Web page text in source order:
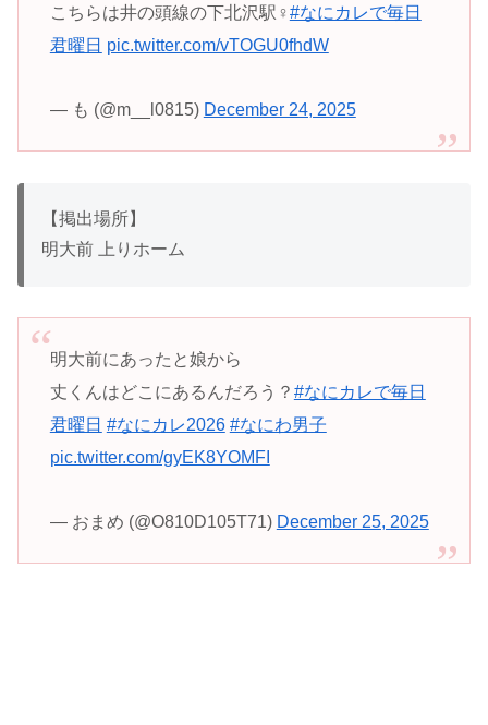
こちらは井の頭線の下北沢駅‍♀️#なにカレで毎日
君曜日 pic.twitter.com/vTOGU0fhdW
— も (@m__l0815) December 24, 2025
【掲出場所】
明大前 上りホーム
明大前にあったと娘から
丈くんはどこにあるんだろう？ #なにカレで毎日
君曜日 #なにカレ2026 #なにわ男子
pic.twitter.com/gyEK8YOMFI
— おまめ (@O810D105T71) December 25, 2025